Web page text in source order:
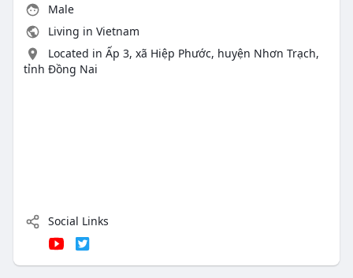
Male
Living in Vietnam
Located in Ấp 3, xã Hiệp Phước, huyện Nhơn Trạch,
tỉnh Đồng Nai
Social Links